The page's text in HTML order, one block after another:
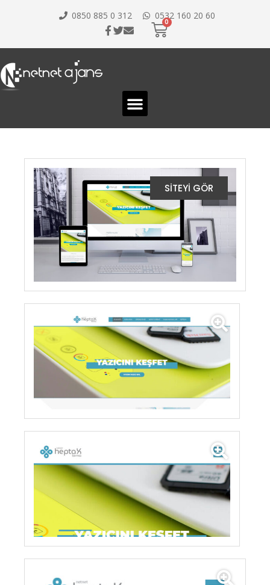
0850 885 0 312 0532 160 20 60
SİTEYİ GÖR